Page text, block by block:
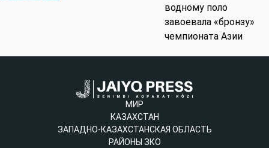
водному поло
завоевала «бронзу»
чемпионата Азии
МИР
КАЗАХСТАН
ЗАПАДНО-КАЗАХСТАНСКАЯ ОБЛАСТЬ
РАЙОНЫ ЗКО